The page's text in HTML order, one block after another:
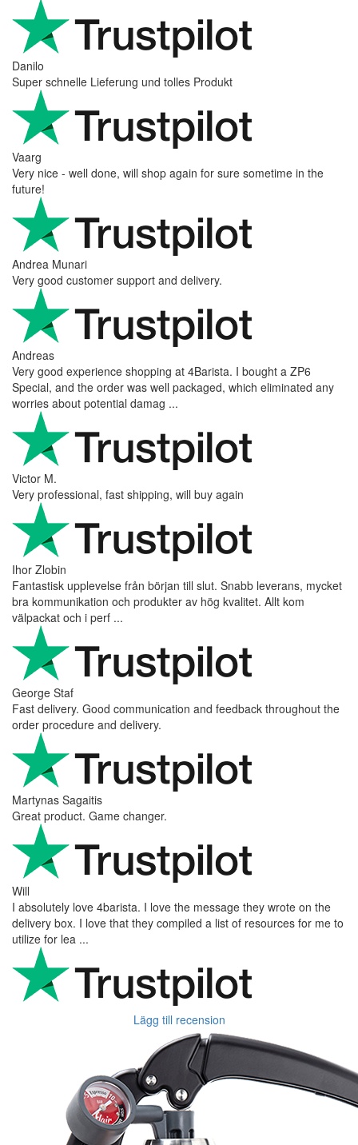
Danilo
Super schnelle Lieferung und tolles Produkt
Vaarg
Very nice - well done, will shop again for sure sometime in the
future!
Andrea Munari
Very good customer support and delivery.
Andreas
Very good experience shopping at 4Barista. I bought a ZP6
Special, and the order was well packaged, which eliminated any
worries about potential damag ...
Victor M.
Very professional, fast shipping, will buy again
Ihor Zlobin
Fantastisk upplevelse från början till slut. Snabb leverans, mycket
bra kommunikation och produkter av hög kvalitet. Allt kom
välpackat och i perf ...
George Staf
Fast delivery. Good communication and feedback throughout the
order procedure and delivery.
Martynas Sagaitis
Great product. Game changer.
Will
I absolutely love 4barista. I love the message they wrote on the
delivery box. I love that they compiled a list of resources for me to
utilize for lea ...
Lägg till recension